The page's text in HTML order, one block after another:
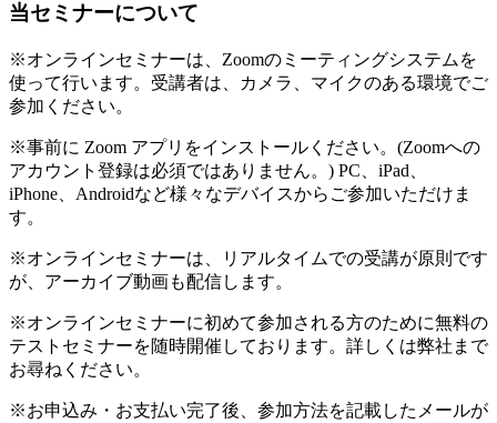
当セミナーについて
※オンラインセミナーは、Zoomのミーティングシステムを
使って行います。受講者は、カメラ、マイクのある環境でご
参加ください。
※事前に Zoom アプリをインストールください。(Zoomへの
アカウント登録は必須ではありません。) PC、iPad、
iPhone、Androidなど様々なデバイスからご参加いただけま
す。
※オンラインセミナーは、リアルタイムでの受講が原則です
が、アーカイブ動画も配信します。
※オンラインセミナーに初めて参加される方のために無料の
テストセミナーを随時開催しております。詳しくは弊社まで
お尋ねください。
※お申込み・お支払い完了後、参加方法を記載したメールが